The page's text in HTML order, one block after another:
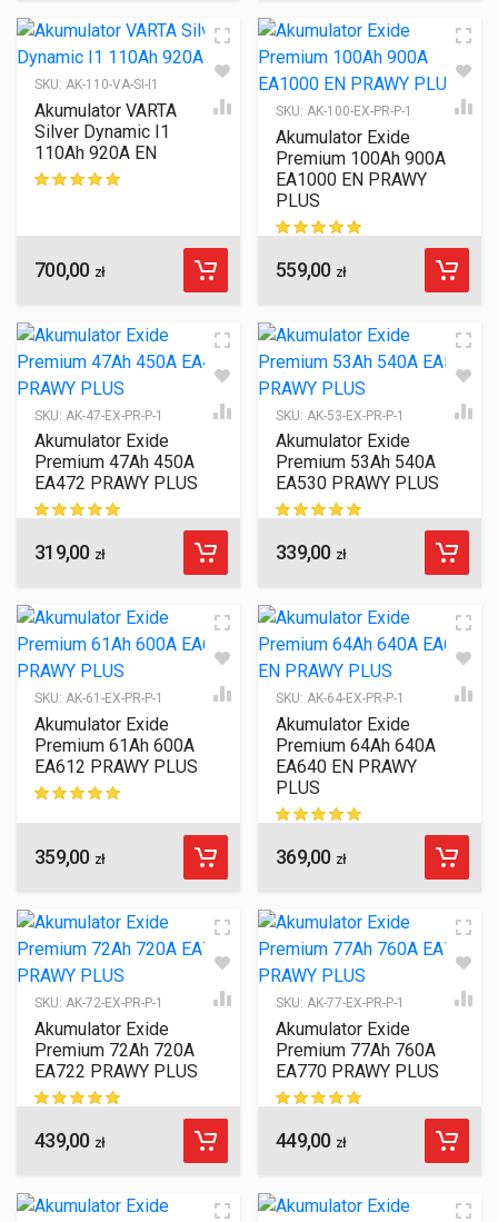
SKU: AK-110-VA-SI-I1
Akumulator VARTA
Silver Dynamic I1
110Ah 920A EN
700,00 zł
SKU: AK-100-EX-PR-P-1
Akumulator Exide
Premium 100Ah 900A
EA1000 EN PRAWY
PLUS
ocen klientów
559,00 zł
SKU: AK-47-EX-PR-P-1
Akumulator Exide
Premium 47Ah 450A
EA472 PRAWY PLUS
ocen klientów
319,00 zł
SKU: AK-53-EX-PR-P-1
Akumulator Exide
Premium 53Ah 540A
EA530 PRAWY PLUS
ocen klientów
339,00 zł
SKU: AK-61-EX-PR-P-1
Akumulator Exide
Premium 61Ah 600A
EA612 PRAWY PLUS
359,00 zł
SKU: AK-64-EX-PR-P-1
Akumulator Exide
Premium 64Ah 640A
EA640 EN PRAWY
PLUS
ocen klientów
369,00 zł
SKU: AK-72-EX-PR-P-1
Akumulator Exide
Premium 72Ah 720A
EA722 PRAWY PLUS
ocen klientów
439,00 zł
SKU: AK-77-EX-PR-P-1
Akumulator Exide
Premium 77Ah 760A
EA770 PRAWY PLUS
ocen klientów
449,00 zł